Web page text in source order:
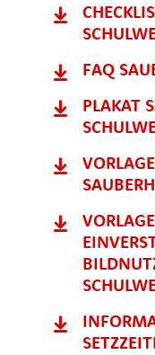
FAQ
PLAKAT
VORLAGE